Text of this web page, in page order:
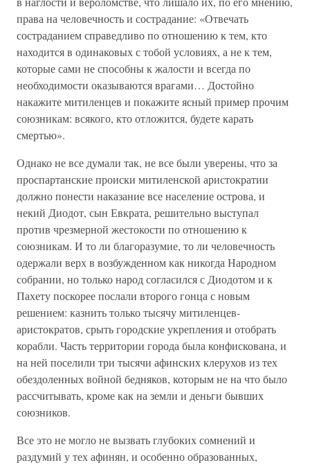
права на человечность и сострадание: «Отвечать
состраданием справедливо по отношению к тем, кто
находится в одинаковых с тобой условиях, а не к тем,
которые сами не способны к жалости и всегда по
необходимости оказываются врагами… Достойно
накажите митиленцев и покажите ясный пример прочим
союзникам: всякого, кто отложится, будете карать
смертью».
Однако не все думали так, не все были уверены, что за
проспартанские происки митиленской аристократии
должно понести наказание все население острова, и
некий Диодот, сын Евкрата, решительно выступал
против чрезмерной жестокости по отношению к
союзникам. И то ли благоразумие, то ли человечность
одержали верх в возбужденном как никогда Народном
собрании, но только народ согласился с Диодотом и к
Пахету поскорее послали второго гонца с новым
решением: казнить только тысячу митиленцев-
аристократов, срыть городские укрепления и отобрать
корабли. Часть территории города была конфискована, и
на ней поселили три тысячи афинских клерухов из тех
обездоленных войной бедняков, которым не на что было
рассчитывать, кроме как на земли и деньги бывших
союзников.
Все это не могло не вызвать глубоких сомнений и
раздумий у тех афинян, и особенно образованных,